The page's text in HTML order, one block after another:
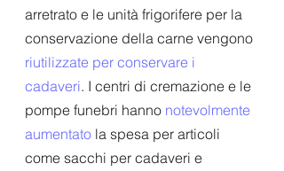
arretrato e le unità frigorifere per la
conservazione della carne vengono
riutilizzate per conservare i
cadaveri. I centri di cremazione e le
pompe funebri hanno notevolmente
aumentato la spesa per articoli
come sacchi per cadaveri e